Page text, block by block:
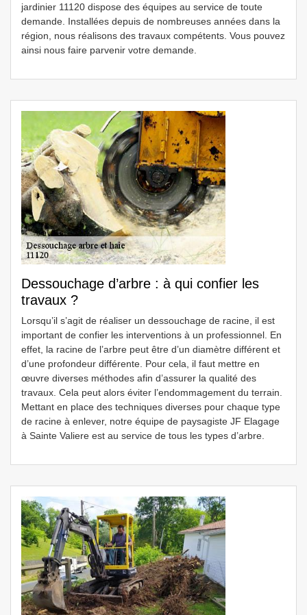
jardinier 11120 dispose des équipes au service de toute
demande. Installées depuis de nombreuses années dans la
région, nous réalisons des travaux compétents. Vous pouvez
ainsi nous faire parvenir votre demande.
Dessouchage d’arbre : à qui confier les
travaux ?
Lorsqu’il s’agit de réaliser un dessouchage de racine, il est
important de confier les interventions à un professionnel. En
effet, la racine de l’arbre peut être d’un diamètre différent et
d’une profondeur différente. Pour cela, il faut mettre en
œuvre diverses méthodes afin d’assurer la qualité des
travaux. Cela peut alors éviter l’endommagement du terrain.
Mettant en place des techniques diverses pour chaque type
de racine à enlever, notre équipe de paysagiste JF Elagage
à Sainte Valiere est au service de tous les types d’arbre.